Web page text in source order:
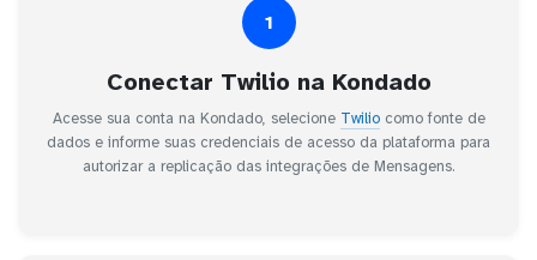
1
Conectar Twilio na Kondado
Acesse sua conta na Kondado, selecione Twiliocomo fonte de
dados e informe suas credenciais de acesso da plataforma para
autorizar a replicação das integrações de Mensagens.